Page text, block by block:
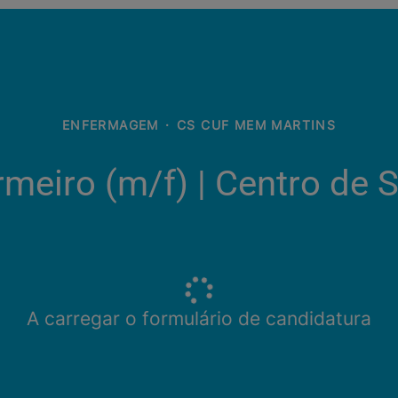
ENFERMAGEM · CS CUF MEM MARTINS
(m/f)​ | Centro de
A carregar o formulário de candidatura